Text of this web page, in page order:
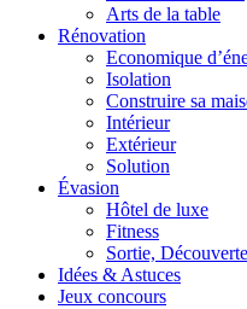
Arts de la table
Rénovation
Economique
Isolation
Construire sa
Intérieur
Extérieur
Solution
Évasion
Hôtel de luxe
Fitness
Sortie,
Idées & Astuces
Jeux concours